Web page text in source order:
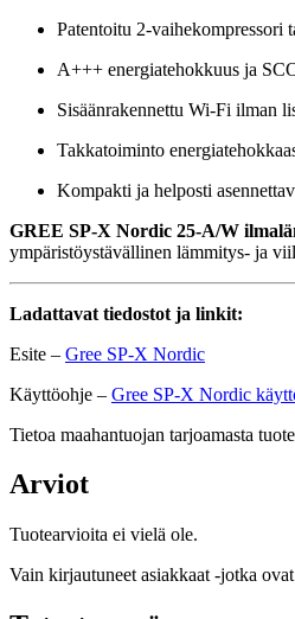
Patentoitu 2-vaihekompressori
A+++ energiatehokkuus ja
Sisäänrakennettu Wi-Fi ilman
Takkatoiminto
Kompakti ja helposti
GREE SP-X Nordic 25-A/W
ympäristöystävällinen lämmitys- ja
Ladattavat tiedostot ja linkit:
Esite – Gree SP-X Nordic
Käyttöohje – Gree SP-X Nordic
Tietoa maahantuojan tarjoamasta
Arviot
Tuotearvioita ei vielä ole.
Vain kirjautuneet asiakkaat -jotka